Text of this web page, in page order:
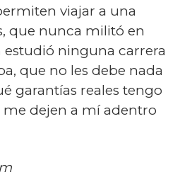
viajar a una
que nunca militó en
ninguna carrera
que no les debe nada
garantías reales tengo
me dejen a mí adentro